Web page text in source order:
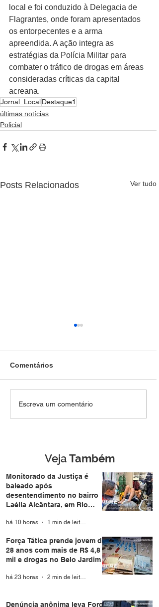
local e foi conduzido à Delegacia de
Flagrantes, onde foram apresentados
os entorpecentes e a arma
apreendida. A ação integra as
estratégias da Polícia Militar para
combater o tráfico de drogas em áreas
consideradas críticas da capital
acreana.
Jornal_LocalDestaque1
últimas notícias
Policial
Posts Relacionados Ver tudo
SEM DIREITO A LUA DE
durante casamento
coletivo da Expoacre
Comentários
Escreva um comentário
VejaTambém
Monitorado da Justiça é
baleado após
desentendimento no bairro
Laélia Alcântara, em Rio
há 10 horas 1 min de leitura
Força Tática prende jovem de
28 anos com mais de R$ 4,8
mil e drogas no Belo Jardim I
há 23 horas 2 min de leitura
Denúncia anônima leva Força